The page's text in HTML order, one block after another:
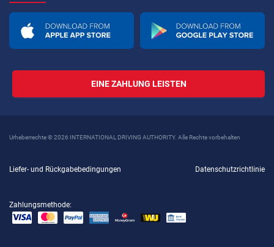
EINE ZAHLUNG LEISTEN
Urheberrechte © 2026 INTERNATIONAL DRIVING AUTHORITY. Alle Rechte vorbehalten
Liefer- und Rückgabebedingungen Datenschutzrichtlinie
Zahlungsmethode: